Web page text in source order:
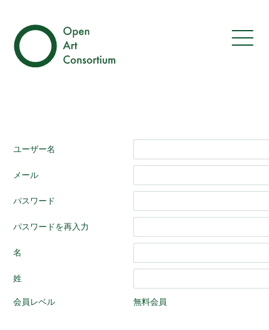
ユーザー名
メール
パスワード
パスワードを再入力
名
姓
会員レベル 無料会員